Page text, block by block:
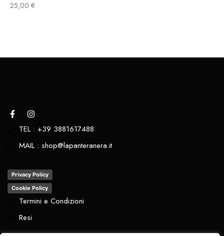
25,00 €
TEL : +39 3881617488
MAIL : shop@lapanteranera.it
Privacy Policy
Cookie Policy
Termini e Condizioni
Resi